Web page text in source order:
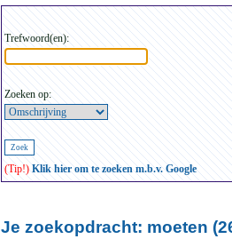
Trefwoord(en):
Zoeken op:
(Tip!) Klik hier om te zoeken m.b.v. Google
Je zoekopdracht: moeten